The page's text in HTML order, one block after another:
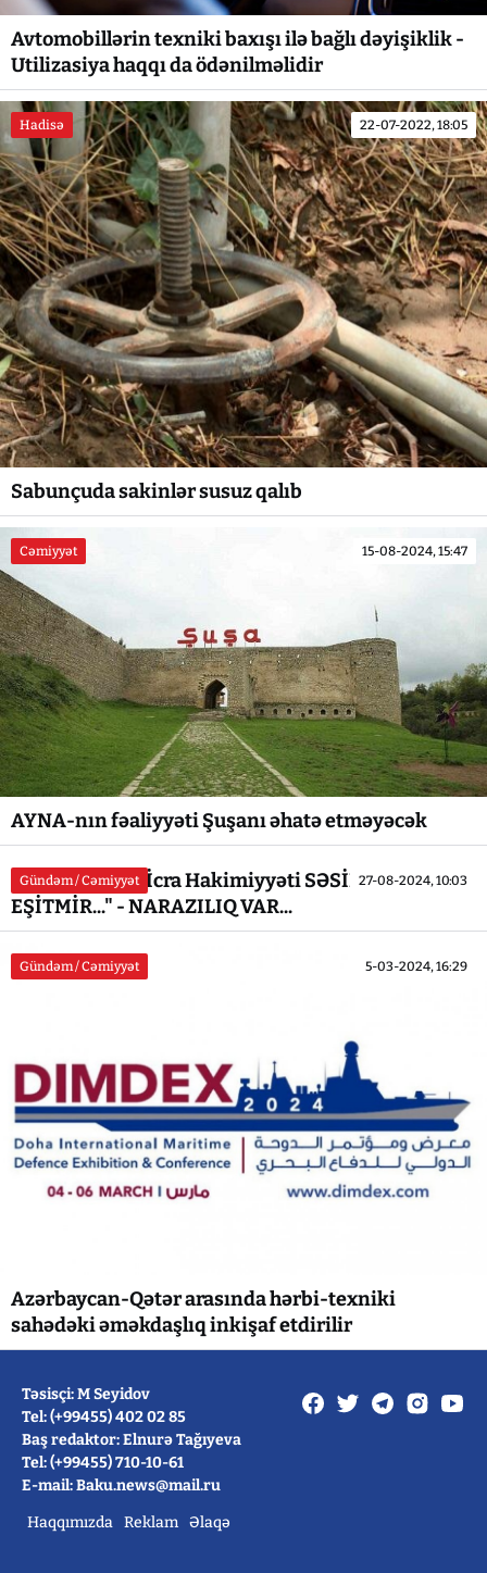
Avtomobillərin texniki baxışı ilə bağlı dəyişiklik -
Utilizasiya haqqı da ödənilməlidir
Hadisə 22-07-2022, 18:05
Sabunçuda sakinlər susuz qalıb
Cəmiyyət 15-08-2024, 15:47
AYNA-nın fəaliyyəti Şuşanı əhatə etməyəcək
Gündəm / Cəmiyyət 27-08-2024, 10:03
"Nizami rayon İcra Hakimiyyəti SƏSİMİZİ
EŞİTMİR..." - NARAZILIQ VAR...
Gündəm / Cəmiyyət 5-03-2024, 16:29
Azərbaycan-Qətər arasında hərbi-texniki
sahədəki əməkdaşlıq inkişaf etdirilir
Təsisçi: M Seyidov
Tel: (+99455) 402 02 85
Baş redaktor: Elnurə Tağıyeva
Tel: (+99455) 710-10-61
E-mail: Baku.news@mail.ru
Haqqımızda Reklam Əlaqə